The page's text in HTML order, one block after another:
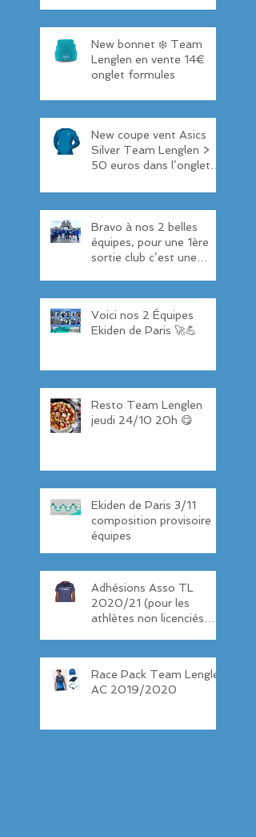
New bonnet ❄️ Team
Lenglen en vente 14€
onglet formules
New coupe vent Asics
Silver Team Lenglen >
50 euros dans l’onglet
Bravo à nos 2 belles
équipes, pour une 1ère
sortie club c’est une
Voici nos 2 Équipes
Ekiden de Paris 🚀💪
Resto Team Lenglen
jeudi 24/10 20h 😋
Ekiden de Paris 3/11
composition provisoire
équipes
Adhésions Asso TL
2020/21 (pour les
athlètes non licenciés
Race Pack Team Lenglen
AC 2019/2020